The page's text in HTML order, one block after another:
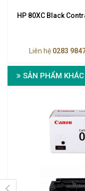
HP 80XC Black
Liên hệ 0283
SẢN PHẨM